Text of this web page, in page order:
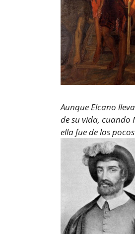
Aunque Elcano
de su vida,
ella fue de los